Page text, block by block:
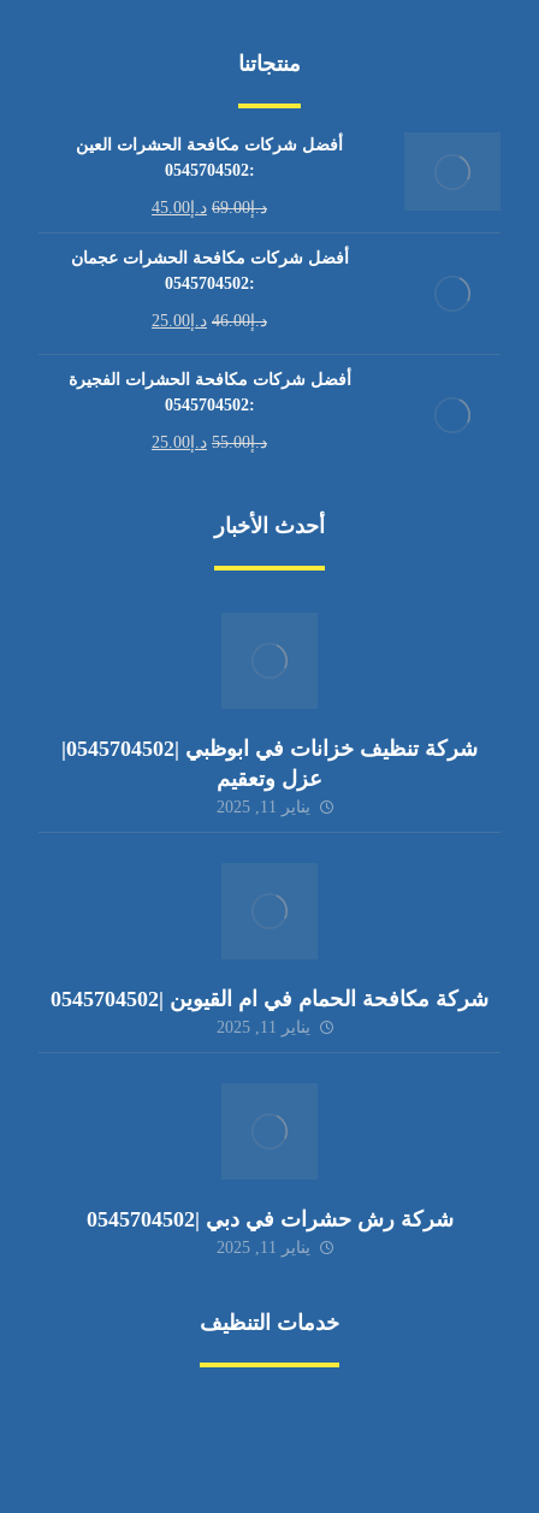
منتجاتنا
أفضل شركات مكافحة الحشرات العين
:0545704502
د.إ69.00 د.إ 45.00
أفضل شركات مكافحة الحشرات عجمان
:0545704502
د.إ46.00 د.إ 25.00
أفضل شركات مكافحة الحشرات الفجيرة
:0545704502
د.إ55.00 د.إ 25.00
أحدث الأخبار
شركة تنظيف خزانات في ابوظبي |0545704502|
عزل وتعقيم
يناير 11, 2025
شركة مكافحة الحمام في ام القيوين |0545704502
يناير 11, 2025
شركة رش حشرات في دبي |0545704502
يناير 11, 2025
خدمات التنظيف